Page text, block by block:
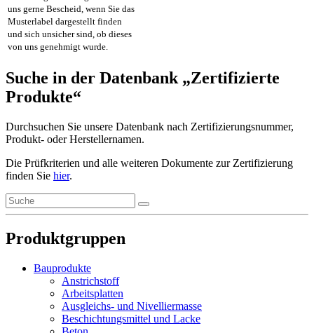
uns gerne Bescheid, wenn Sie das
Musterlabel dargestellt finden
und sich unsicher sind, ob dieses
von uns genehmigt wurde.
Suche in der Datenbank „Zertifizierte
Produkte“
Durchsuchen Sie unsere Datenbank nach Zertifizierungsnummer,
Produkt- oder Herstellernamen.
Die Prüfkriterien und alle weiteren Dokumente zur Zertifizierung
finden Sie hier.
Produktgruppen
Bauprodukte
Anstrichstoff
Arbeitsplatten
Ausgleichs- und Nivelliermasse
Beschichtungsmittel und Lacke